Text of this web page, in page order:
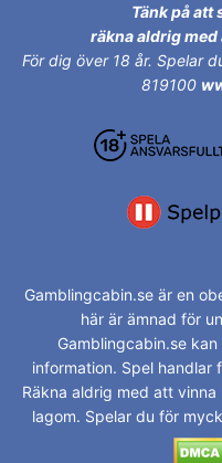
Tänk på att
räkna aldrig med
För dig över 18 år. Spelar
819100
Gamblingcabin.se är en
här är ämnad för
Gamblingcabin.se
information. Spel handlar
Räkna aldrig med att
lagom. Spelar du för